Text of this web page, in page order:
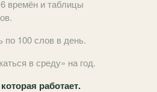
времён и таблицы
по 100 слов в день.
в среду» на год.
работает.